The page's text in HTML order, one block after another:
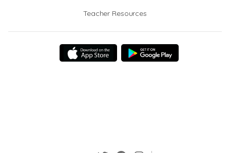
Teacher Resources